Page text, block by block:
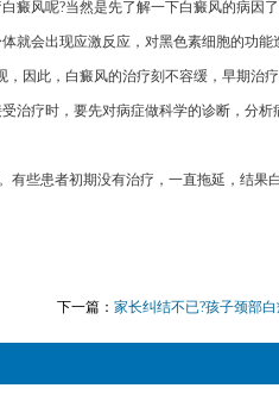
风呢?当然是先了解一下白癜风的病因了
会出现应激反应，对黑色素细胞的功能
因此，白癜风的治疗刻不容缓，早期治疗
疗时，要先对病症做科学的诊断，分析
些患者初期没有治疗，一直拖延，结果
下一篇：家长纠结不已?孩子颈部